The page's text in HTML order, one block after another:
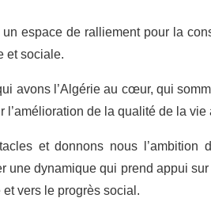
espace de ralliement pour la
et sociale.
avons l’Algérie au cœur, qui
l’amélioration de la qualité de la
et donnons nous
une dynamique qui prend appui
vers le progrès social.